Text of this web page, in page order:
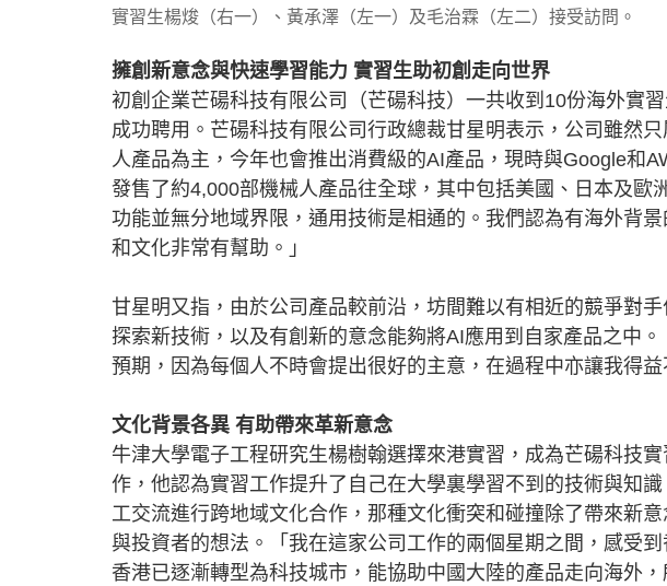
實習生楊焌（右一）、黃承澤（左一）及毛治霖（左二）接受訪問。
擁創新意念與快速學習能力 實習生助初創走向世界
初創企業芒碭科技有限公司（芒碭科技）一共收到10份海外實
成功聘用。芒碭科技有限公司行政總裁甘星明表示，公司雖然
人產品為主，今年也會推出消費級的AI產品，現時與Google和
發售了約4,000部機械人產品往全球，其中包括美國、日本及歐
功能並無分地域界限，通用技術是相通的。我們認為有海外背
和文化非常有幫助。」
甘星明又指，由於公司產品較前沿，坊間難以有相近的競爭對
探索新技術，以及有創新的意念能夠將AI應用到自家產品之中
預期，因為每個人不時會提出很好的主意，在過程中亦讓我得益
文化背景各異 有助帶來革新意念
牛津大學電子工程研究生楊樹翰選擇來港實習，成為芒碭科技
作，他認為實習工作提升了自己在大學裏學習不到的技術與知
工交流進行跨地域文化合作，那種文化衝突和碰撞除了帶來新
與投資者的想法。「我在這家公司工作的兩個星期之間，感受
香港已逐漸轉型為科技城市，能協助中國大陸的產品走向海外